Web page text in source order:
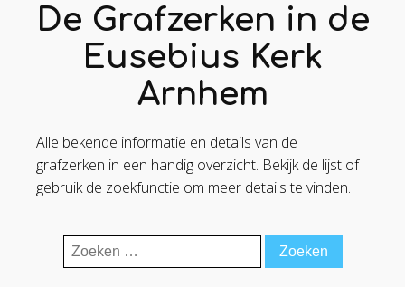
De Grafzerken in de
Eusebius Kerk
Arnhem
Alle bekende informatie en details van de
grafzerken in een handig overzicht. Bekijk de lijst of
gebruik de zoekfunctie om meer details te vinden.
Zoeken
naar: